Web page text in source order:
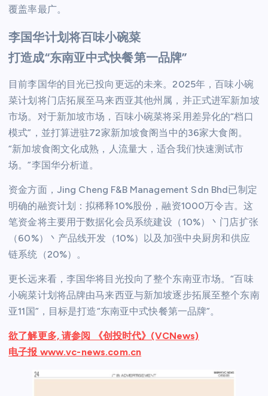
覆盖率最广。
李国华计划将百味小碗菜
打造成“东南亚中式快餐第一品牌”
目前李国华的目光已投向更远的未来。2025年，百味小碗
菜计划将门店拓展至马来西亚其他州属，并正式进军新加坡
市场。对于新加坡市场，百味小碗菜将采用差异化的“档口
模式”，並打算进驻72家新加坡食阁当中的36家大食阁。
“新加坡食阁文化成熟，人流量大，适合我们快速测试市
场。”李国华分析道。
资金方面，Jing Cheng F&B Management Sdn Bhd已制定
明确的融资计划：拟稀释10%股份，融资1000万令吉。这
笔资金将主要用于数据化会员系统建设（10%）丶门店扩张
（60%）丶产品线开发（10%）以及加强中央厨房和供应
链系统（20%）。
更长远来看，李国华将目光投向了整个东南亚市场。“百味
小碗菜计划将品牌由马来西亚与新加坡逐步拓展至整个东南
亚11国”，目标是打造“东南亚中式快餐第一品牌”。
欲了解更多, 请参阅 《创投时代》(VCNews)
电子报 www.vc-news.com.cn